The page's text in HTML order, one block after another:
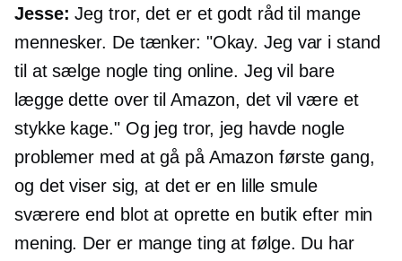
Jesse: Jeg tror, ​​det er et godt råd til mange
mennesker. De tænker: "Okay. Jeg var i stand
til at sælge nogle ting online. Jeg vil bare
lægge dette over til Amazon, det vil være et
stykke kage." Og jeg tror, ​​jeg havde nogle
problemer med at gå på Amazon første gang,
og det viser sig, at det er en lille smule
sværere end blot at oprette en butik efter min
mening. Der er mange ting at følge. Du har